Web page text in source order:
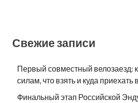
Свежие записи
Первый совместный велозаезд:
силам, что взять и куда
Финальный этап Российской